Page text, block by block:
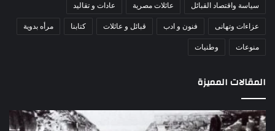
سياسة واقتصاد القبائل عائلات مصرية عادات و تقاليد
عزاءات وتهانى فنون و ادب قبائل و عائلات كتابنا مرأه بدوية
منوعات وطنيات
المقالات المميزة
مذبحة
اللد..